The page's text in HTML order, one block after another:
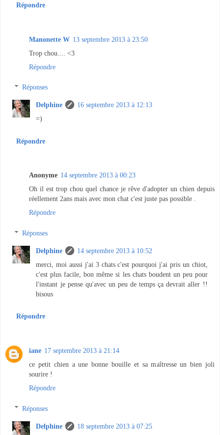
Répondre
Manonette W 13 septembre 2013 à 23:50
Trop chou.... <3
Répondre
Réponses
Delphine
16 septembre 2013 à 12:13
=)
Répondre
Anonyme 14 septembre 2013 à 00:23
Oh il est trop chou quel chance je rêve d'adopter un chien depuis
réellement 2ans mais avec mon chat c'est juste pas possible .
Répondre
Réponses
Delphine
14 septembre 2013 à 10:52
merci, moi aussi j'ai 3 chats c'est pourquoi j'ai pris un chiot,
c'est plus facile, bon même si les chats boudent un peu pour
l'instant je pense qu'avec un peu de temps ça devrait aller !!
bisous
Répondre
iane 17 septembre 2013 à 21:14
ce petit chien a une bonne bouille et sa maîtresse un bien joli
sourire !
Répondre
Réponses
Delphine
18 septembre 2013 à 07:25